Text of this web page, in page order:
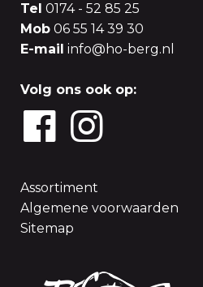
Tel 0174 - 52 85 25
Mob 06 55 14 39 30
E-mail info@ho-berg.nl
Volg ons ook op:
Assortiment
Algemene voorwaarden
Sitemap